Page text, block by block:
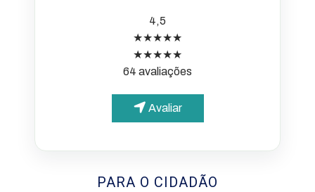
4,5
★★★★★
★★★★★
64 avaliações
Avaliar
PARA O CIDADÃO